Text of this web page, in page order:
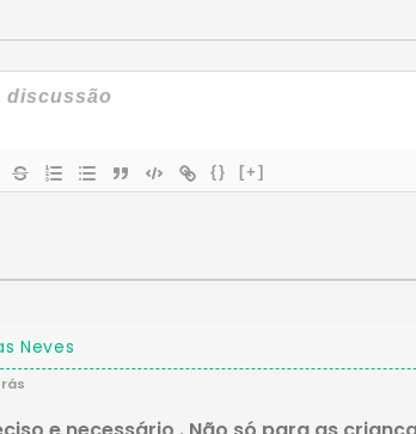
{} [+]
Neves